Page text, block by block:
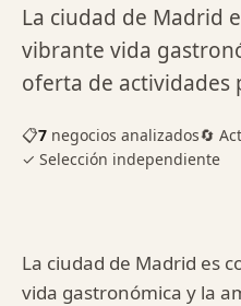
La ciudad de Madrid
vibrante vida
oferta de actividades
📋7 negocios analizados🔄
✓ Selección independiente
La ciudad de Madrid es
vida gastronómica y la